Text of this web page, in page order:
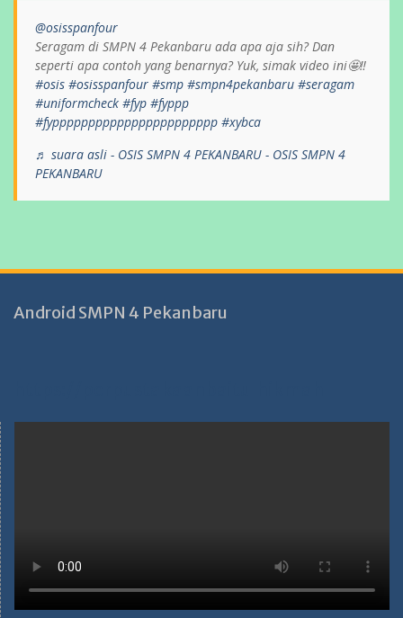
@osisspanfour
Seragam di SMPN 4 Pekanbaru ada apa aja sih? Dan
seperti apa contoh yang benarnya? Yuk, simak video ini🤩‼️
#osis #osisspanfour #smp #smpn4pekanbaru #seragam
#uniformcheck #fyp #fyppp
#fyppppppppppppppppppppppp #xybca
♬ suara asli - OSIS SMPN 4 PEKANBARU - OSIS SMPN 4
PEKANBARU
Android SMPN 4 Pekanbaru